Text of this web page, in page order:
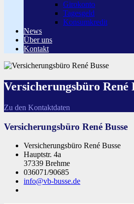
Girokonto
Tagesgeld
Konsumkredit
News
Über uns
Kontakt
Versicherungsbüro René
Zu den Kontaktdaten
Versicherungsbüro René Busse
Versicherungsbüro René Busse
Hauptstr. 4a
37339 Brehme
036071/90685
info@vb-busse.de